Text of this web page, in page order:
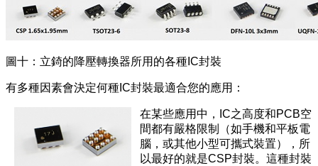
圖十：立錡的降壓轉換器所用的各種IC封裝
有多種因素會決定何種IC封裝最適合您的應用：
在某些應用中，IC之高度和PCB空
間都有嚴格限制（如手機和平板電
腦，或其他小型可攜式裝置），所
以最好的就是CSP封裝。這種封裝